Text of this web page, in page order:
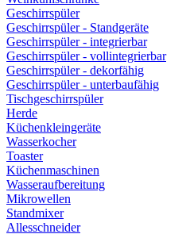
Geschirrspüler
Geschirrspüler - Standgeräte
Geschirrspüler - integrierbar
Geschirrspüler - vollintegrierbar
Geschirrspüler - dekorfähig
Geschirrspüler - unterbaufähig
Tischgeschirrspüler
Herde
Küchenkleingeräte
Wasserkocher
Toaster
Küchenmaschinen
Wasseraufbereitung
Mikrowellen
Standmixer
Allesschneider